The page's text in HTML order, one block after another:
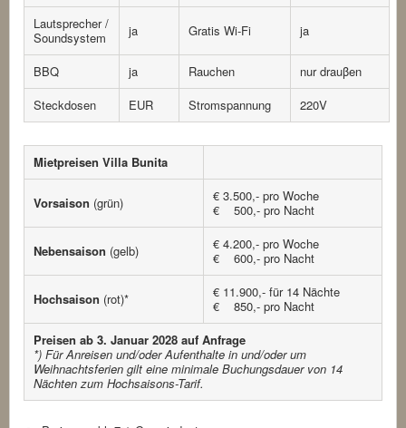
Lautsprecher /
Soundsystem
ja Gratis Wi-Fi ja
BBQ ja Rauchen
nur drauβen
Steckdosen
EUR Stromspannung 220V
Mietpreisen Villa Bunita
Vorsaison (grün)
€ 3.500,- pro Woche
€ 500,- pro Nacht
Nebensaison (gelb)
€ 4.200,- pro Woche
€ 600,- pro Nacht
Hochsaison (rot)*
€ 11.900,- für 14 Nächte
€ 850,- pro Nacht
Preisen ab 3. Januar 2028 auf Anfrage
*) Für Anreisen und/oder Aufenthalte in und/oder um
Weihnachtsferien gilt eine minimale Buchungsdauer von 14
Nächten zum Hochsaisons-Tarif.